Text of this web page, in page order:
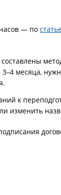
— по
месяца,
к
изменить